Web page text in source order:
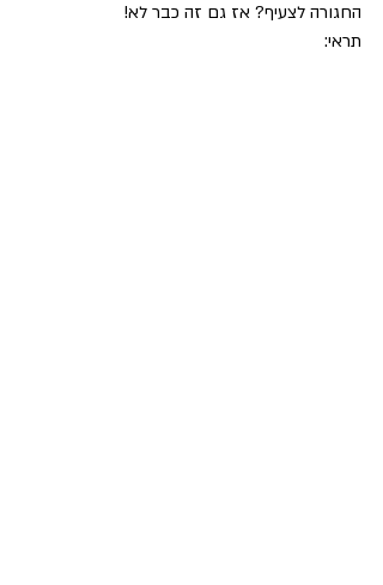
החגורה לצעיף? אז גם זה כבר לא!
תראי: